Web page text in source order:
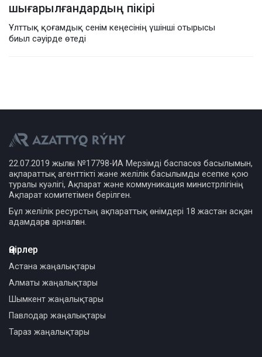
шығарылғандардың пікірі
​Ұлттық қоғамдық сенім кеңесінің үшінші отырысы
биыл сәуірде өтеді
22.07.2019 жылғы №17798-ИА Мерзімді баспасөз басылымын,
ақпараттық агенттікті және желілік басылымды есепке қою
туралы куәлігі, Ақпарат және коммуникация министрлігінің
Ақпарат комитетімен берілген.
Бұл желілік ресурстың ақпараттық өнімдері 18 жастан асқан
адамдарға арналған.
Өңірлер
Астана жаңалықтары
Алматы жаңалықтары
Шымкент жаңалықтары
Павлодар жаңалықтары
Тараз жаңалықтары